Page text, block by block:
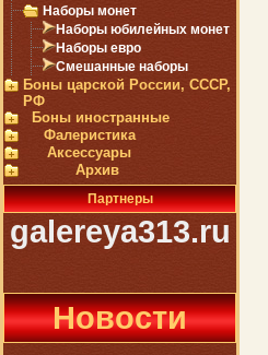
Наборы монет
Наборы юбилейных монет
Наборы евро
Смешанные наборы
Боны царской России, СССР,
РФ
Боны иностранные
Фалеристика
Аксессуары
Архив
Партнеры
galereya313.ru
Новости